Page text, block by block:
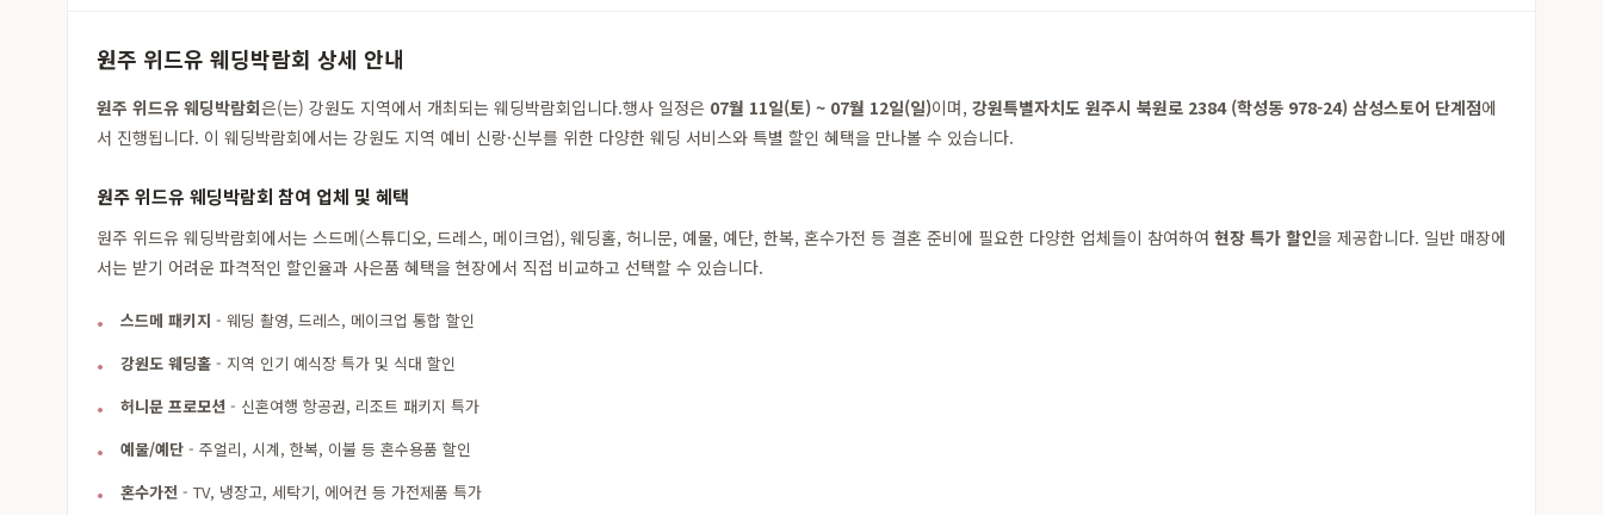
원주 위드유 웨딩박람회 상세 안내
원주 위드유 웨딩박람회은(는) 강원도 지역에서 개최되는 웨딩박람회입니다.행사 일정은 07월 11일(토) ~ 07월 12일(일)이며, 강원특별자치도 원주시 북원로 2384 (학성동 978-24) 삼성스토어 단계점에
서 진행됩니다. 이 웨딩박람회에서는 강원도 지역 예비 신랑·신부를 위한 다양한 웨딩 서비스와 특별 할인 혜택을 만나볼 수 있습니다.
원주 위드유 웨딩박람회 참여 업체 및 혜택
원주 위드유 웨딩박람회에서는 스드메(스튜디오, 드레스, 메이크업), 웨딩홀, 허니문, 예물, 예단, 한복, 혼수가전 등 결혼 준비에 필요한 다양한 업체들이 참여하여 현장 특가 할인을 제공합니다. 일반 매장에
서는 받기 어려운 파격적인 할인율과 사은품 혜택을 현장에서 직접 비교하고 선택할 수 있습니다.
스드메 패키지 - 웨딩 촬영, 드레스, 메이크업 통합 할인
강원도 웨딩홀 - 지역 인기 예식장 특가 및 식대 할인
허니문 프로모션 - 신혼여행 항공권, 리조트 패키지 특가
예물/예단 - 주얼리, 시계, 한복, 이불 등 혼수용품 할인
혼수가전 - TV, 냉장고, 세탁기, 에어컨 등 가전제품 특가